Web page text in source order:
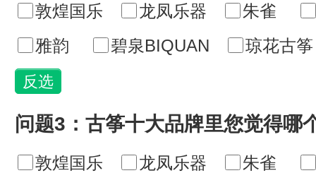
敦煌国乐 龙凤乐器
朱雀
雅韵
碧泉BIQUAN 琼花古筝
问题3：古筝十大品牌里您觉得哪
敦煌国乐 龙凤乐器
朱雀